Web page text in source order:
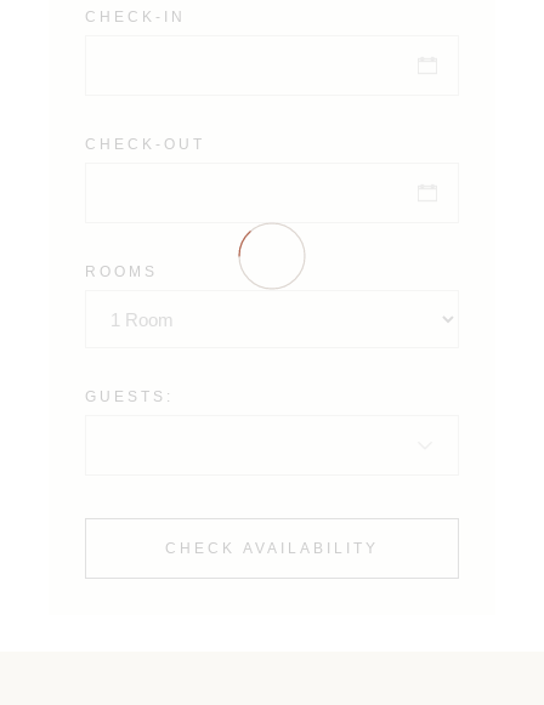
CHECK-IN
CHECK-OUT
ROOMS
GUESTS:
CHECK AVAILABILITY